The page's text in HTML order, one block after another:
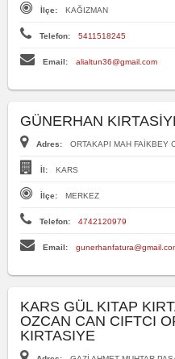
İlçe: KAĞIZMAN
Telefon: 5411518245
Email: alialtun36@gmail.com
GÜNERHAN
Adres: ORTAKAPI MAH FAİKBEY
İl: KARS
İlçe: MERKEZ
Telefon: 4742120979
Email:
KARS GÜL KITAP
OZCAN CAN CIFTCI
KIRTASIYE